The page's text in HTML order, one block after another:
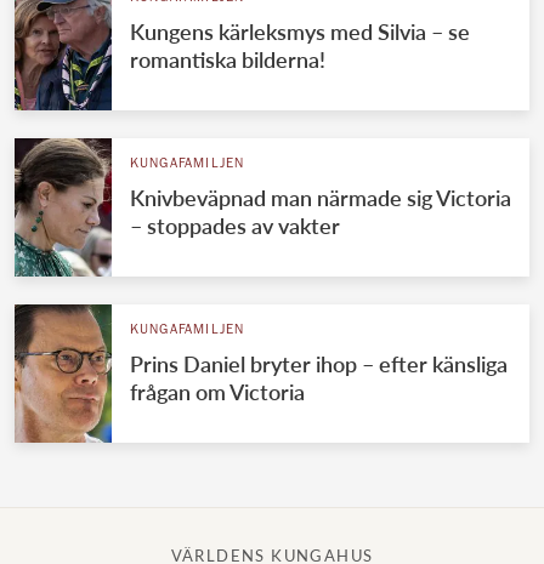
Kungens kärleksmys med Silvia – se
romantiska bilderna!
KUNGAFAMILJEN
Knivbeväpnad man närmade sig Victoria
– stoppades av vakter
KUNGAFAMILJEN
Prins Daniel bryter ihop – efter känsliga
frågan om Victoria
VÄRLDENS KUNGAHUS